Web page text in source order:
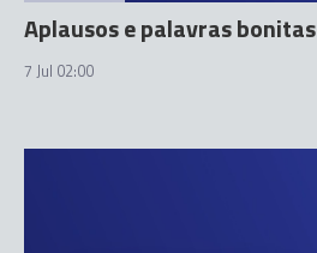
Aplausos e palavras bonitas
7 Jul 02:00